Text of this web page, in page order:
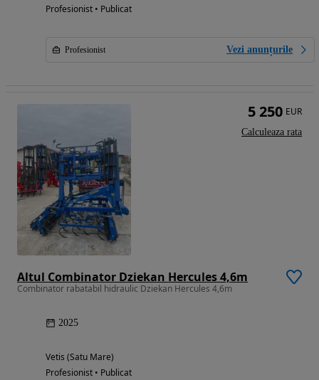
Profesionist • Publicat
Profesionist Vezi anunțurile
Altul Combinator Dziekan Hercules 4,6m
Combinator rabatabil hidraulic Dziekan Hercules 4,6m
2025
Vetis (Satu Mare)
Profesionist • Publicat
5 250 EUR
Calculeaza rata